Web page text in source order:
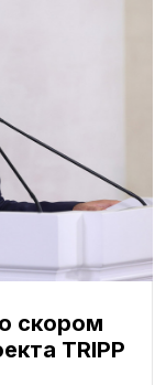
скором
TRIPP